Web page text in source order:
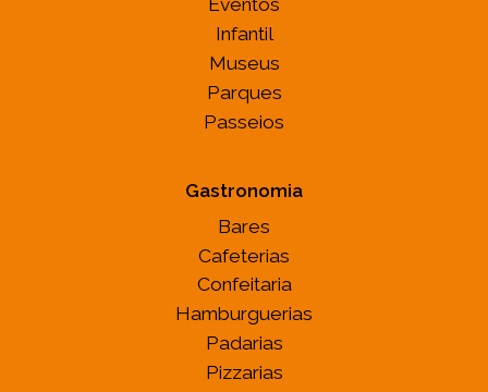
Eventos
Infantil
Museus
Parques
Passeios
Gastronomia
Bares
Cafeterias
Confeitaria
Hamburguerias
Padarias
Pizzarias